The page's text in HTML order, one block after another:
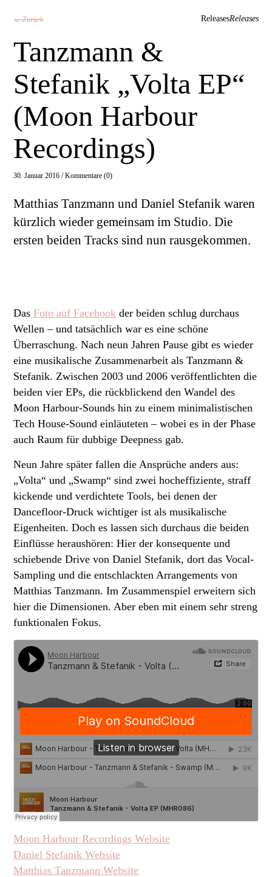
← Zurück ReleasesReleases
Tanzmann &
Stefanik „Volta EP“
(Moon Harbour
Recordings)
30. Januar 2016 /Kommentare (0)
Matthias Tanzmann und Daniel Stefanik waren
kürzlich wieder gemeinsam im Studio. Die
ersten beiden Tracks sind nun rausgekommen.
Das Foto auf Facebook der beiden schlug durchaus
Wellen – und tatsächlich war es eine schöne
Überraschung. Nach neun Jahren Pause gibt es wieder
eine musikalische Zusammenarbeit als Tanzmann &
Stefanik. Zwischen 2003 und 2006 veröffentlichten die
beiden vier EPs, die rückblickend den Wandel des
Moon Harbour-Sounds hin zu einem minimalistischen
Tech House-Sound einläuteten – wobei es in der Phase
auch Raum für dubbige Deepness gab.
Neun Jahre später fallen die Ansprüche anders aus:
„Volta“ und „Swamp“ sind zwei hocheffiziente, straff
kickende und verdichtete Tools, bei denen der
Dancefloor-Druck wichtiger ist als musikalische
Eigenheiten. Doch es lassen sich durchaus die beiden
Einflüsse heraushören: Hier der konsequente und
schiebende Drive von Daniel Stefanik, dort das Vocal-
Sampling und die entschlackten Arrangements von
Matthias Tanzmann. Im Zusammenspiel erweitern sich
hier die Dimensionen. Aber eben mit einem sehr streng
funktionalen Fokus.
Moon Harbour Recordings Website
Daniel Stefanik Website
Matthias Tanzmann Website